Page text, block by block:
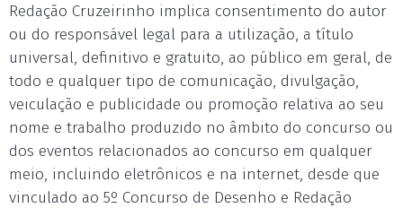
Redação Cruzeirinho implica consentimento do autor
ou do responsável legal para a utilização, a título
universal, definitivo e gratuito, ao público em geral, de
todo e qualquer tipo de comunicação, divulgação,
veiculação e publicidade ou promoção relativa ao seu
nome e trabalho produzido no âmbito do concurso ou
dos eventos relacionados ao concurso em qualquer
meio, incluindo eletrônicos e na internet, desde que
vinculado ao 5º Concurso de Desenho e Redação